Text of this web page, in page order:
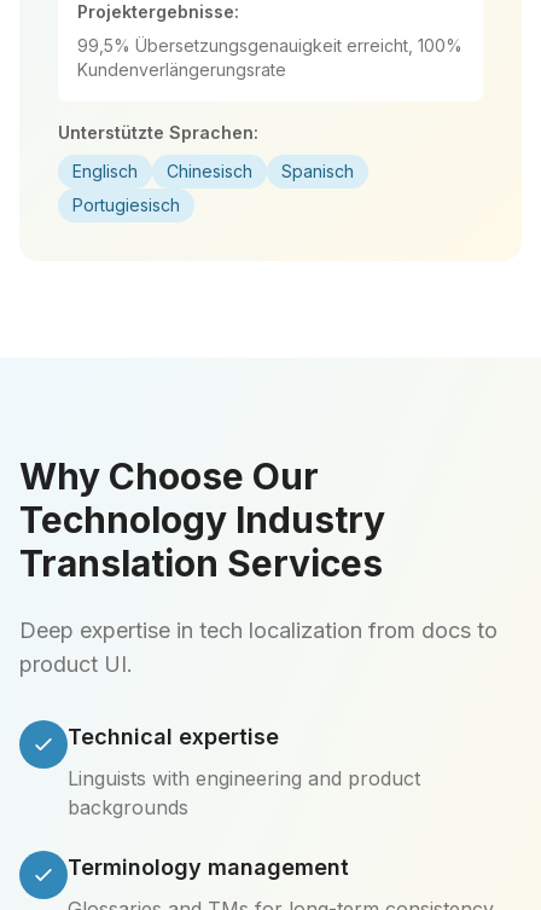
Projektergebnisse:
99,5% Übersetzungsgenauigkeit erreicht, 100%
Kundenverlängerungsrate
Unterstützte Sprachen:
Englisch
Chinesisch
Spanisch
Portugiesisch
Why Choose Our
Technology Industry
Translation Services
Deep expertise in tech localization from docs to
product UI.
Technical expertise
Linguists with engineering and product
backgrounds
Terminology management